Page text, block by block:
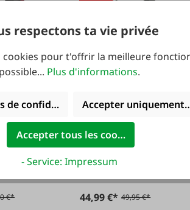
pêche
€*
Moulinet à roue libre
Provider 4000
44,99 €* 49,95 €*
respectons ta vie privée
cookies pour t'offrir la meilleure
possible... Plus d'informations.
de confidentialitéAccepter uniquement
Accepter tous les cookies
- Service: Impressum